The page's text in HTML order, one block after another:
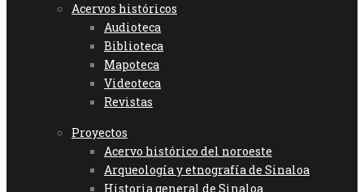
Acervos históricos
Audioteca
Biblioteca
Mapoteca
Videoteca
Revistas
Proyectos
Acervo histórico del noroeste
Arqueología y etnografía de Sinaloa
Historia general de Sinaloa